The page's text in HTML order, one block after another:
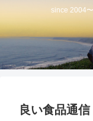
since 2004
良い食品通